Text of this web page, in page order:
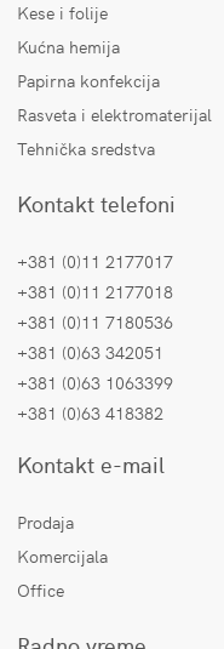
Kese i folije
Kućna hemija
Papirna konfekcija
Rasveta i elektromaterijal
Tehnička sredstva
Kontakt telefoni
+381 (0)11 2177017
+381 (0)11 2177018
+381 (0)11 7180536
+381 (0)63 342051
+381 (0)63 1063399
+381 (0)63 418382
Kontakt e-mail
Prodaja
Komercijala
Office